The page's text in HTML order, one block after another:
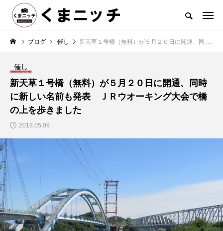
ブログ 催し 新天草１号橋（無料）が５月２０日に開通、同時に新しい名前も発表 ＪＲウオーキング大会で橋の上を歩きました
催し
新天草１号橋（無料）が５月２０日に開通、同時
に新しい名前も発表 ＪＲウオーキング大会で橋
の上を歩きました
2018.05.09